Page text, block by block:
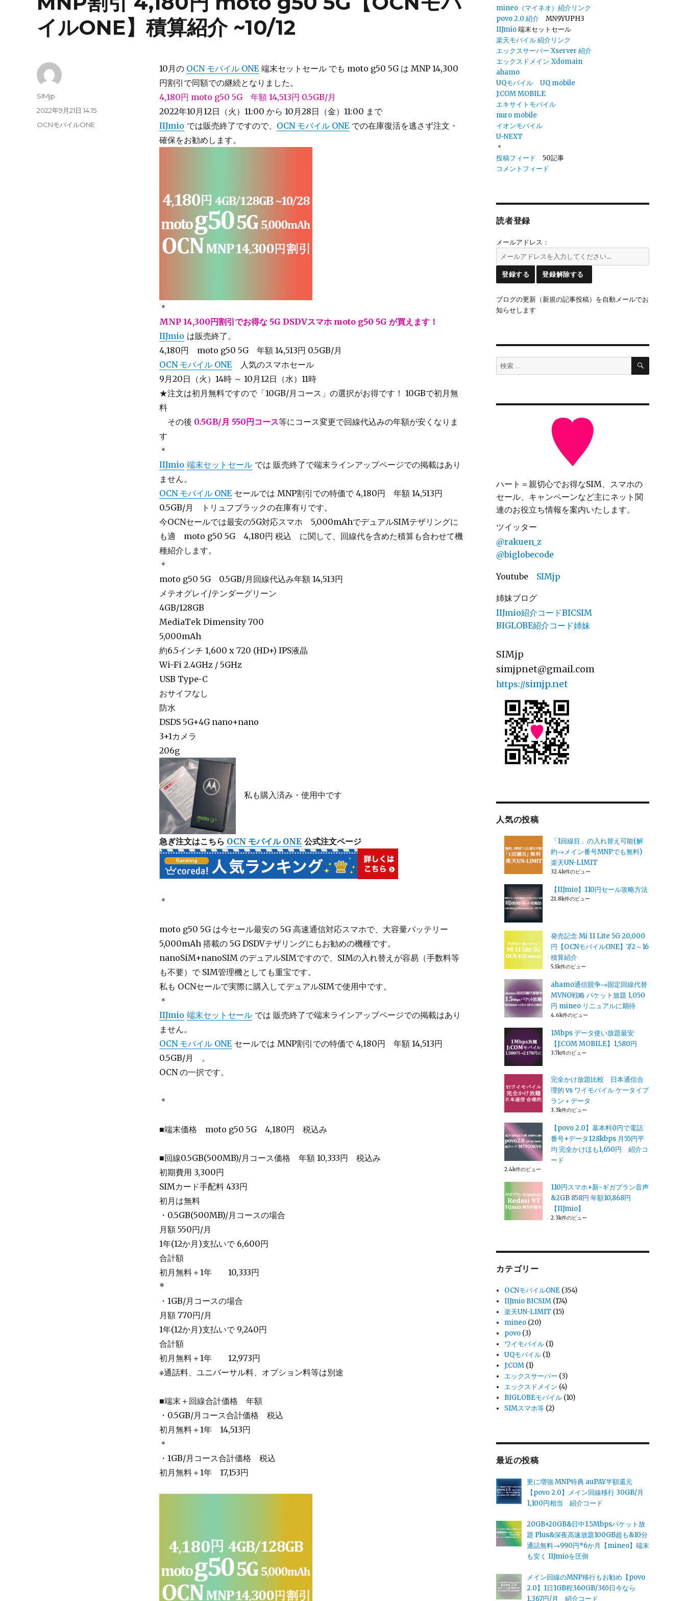
イルONE】積算紹介 ~10/12
10月の OCN モバイル ONE 端末セットセール でも moto g50 5G は MNP 14,300
円割引で同額での継続となりました。
4,180円 moto g50 5G 年額 14,513円 0.5GB/月
2022年10月12日（火）11:00 から 10月28日（金）11:00 まで
IIJmio では販売終了ですので、 OCN モバイル ONE での在庫復活を逃さず注文・
確保をお勧めします。
＊
MNP 14,300円割引でお得な 5G DSDVスマホ moto g50 5G が買えます！
IIJmio は販売終了。
4,180円 moto g50 5G年額 14,513円 0.5GB/月
OCN モバイル ONE 人気のスマホセール
9月20日（火）14時 ～ 10月12日（水）11時
★注文は初月無料ですので「10GB/月コース」の選択がお得です！ 10GBで初月無
料
その後 0.5GB/月 550円コース等にコース変更で回線代込みの年額が安くなりま
す
＊
IIJmio 端末セットセール では 販売終了で端末ラインアップページでの掲載はあり
ません。
OCN モバイル ONE セールでは MNP割引での特価で 4,180円 年額 14,513円
0.5GB/月 トリュフブラックの在庫有りです。
今OCNセールでは最安の5G対応スマホ 5,000mAhでデュアルSIMテザリングに
も適 moto g50 5G 4,180円 税込 に関して、回線代を含めた積算も合わせて機
種紹介します。
＊
moto g50 5G 0.5GB/月回線代込み年額 14,513円
メテオグレイ/テンダーグリーン
4GB/128GB
MediaTek Dimensity 700
5,000mAh
約6.5インチ 1,600 x 720 (HD+) IPS液晶
Wi-Fi 2.4GHz / 5GHz
USB Type-C
おサイフなし
防水
DSDS 5G+4G nano+nano
3+1カメラ
206g
私も購入済み・使用中です
急ぎ注文はこちら OCN モバイル ONE 公式注文ページ
＊
moto g50 5G は今セール最安の 5G 高速通信対応スマホで、大容量バッテリー
5,000mAh 搭載の 5G DSDVテザリングにもお勧めの機種です。
nanoSiM+nanoSIM のデュアルSIMですので、SIMの入れ替えが容易（手数料等
も不要）で SIM管理機としても重宝です。
私も OCNセールで実際に購入してデュアルSIMで使用中です。
＊
IIJmio 端末セットセール では 販売終了で端末ラインアップページでの掲載はあり
ません。
OCN モバイル ONE セールでは MNP割引での特価で 4,180円 年額 14,513円
0.5GB/月 。
OCN の一択です。
＊
■端末価格 moto g50 5G4,180円 税込み
■回線0.5GB(500MB)/月コース価格 年額 10,333円 税込み
初期費用 3,300円
SIMカード手配料 433円
初月は無料
・0.5GB(500MB)/月コースの場合
月額 550円/月
1年(12か月)支払いで 6,600円
合計額
初月無料＋1年 10,333円
*
・1GB/月コースの場合
月額 770円/月
1年(12か月)支払いで 9,240円
合計額
初月無料＋1年 12,973円
※通話料、ユニバーサル料、オプション料等は別途
■端末＋回線合計価格 年額
・0.5GB/月コース合計価格 税込
初月無料＋1年 14,513円
＊
・1GB/月コース合計価格 税込
初月無料＋1年 17,153円
投
稿
SIMjp
投
稿
2022年9月21日 14:15
カ
OCNモバイルONE
mineo（マイネオ）紹介リンク
povo 2.0 紹介 MN9YUPH3
IIJmio端末セットセール
楽天モバイル 紹介リンク
エックスサーバー Xserver 紹介
エックスドメイン Xdomain
ahamo
UQモバイル
UQ mobile
J:COM MOBILE
エキサイトモバイル
nuro mobile
イオンモバイル
U-NEXT
＊
投稿フィード 50記事
コメントフィード
読者登録
メールアドレス：
ブログの更新（新規の記事投稿）を自動メールでお
知らせします
検
索:
検
ハート＝親切心でお得なSIM、スマホの
セール、キャンペーンなど主にネット関
連のお役立ち情報を案内いたします。
ツイッター
@rakuen_z
@biglobecode
Youtube SIMjp
姉妹ブログ
IIJmio紹介コードBICSIM
BIGLOBE紹介コード姉妹
SIMjp
simjpnet@gmail.com
https://simjp.net
人気の投稿
「1回線目」の入れ替え可能(解
約→メイン番号MNPでも無料)
楽天UN-LIMIT
32.4k件のビュー
【IIJmio】110円セール攻略方法
21.8k件のビュー
発売記念 Mi 11 Lite 5G 20,000
円【OCNモバイルONE】7/2～16
積算紹介
5.1k件のビュー
ahamo通信競争→固定回線代替
MVNO戦略 パケット放題 1,050
円 mineo リニュアルに期待
4.6k件のビュー
1Mbps データ使い放題最安
【J:COM MOBILE】1,580円
3.7k件のビュー
完全かけ放題比較 日本通信合
理的 vs ワイモバイル ケータイプ
ラン＋データ
3.3k件のビュー
【povo 2.0】基本料0円で電話
番号+データ128kbps 月55円平
均 完全かけほも1,650円 紹介コ
ード
2.4k件のビュー
110円スマホ+新-ギガプラン音声
&2GB 858円 年額10,868円
【IIJmio】
2.3k件のビュー
カテゴリー
OCNモバイルONE (354)
IIJmio BICSIM (174)
楽天UN-LIMIT (15)
mineo (20)
povo (3)
ワイモバイル (1)
UQモバイル (1)
J:COM (1)
エックスサーバー (3)
エックスドメイン (4)
BIGLOBEモバイル (10)
SIMスマホ等 (2)
最近の投稿
更に増強 MNP特典 auPAY半額還元
【povo 2.0】メイン回線移行 30GB/月
1,100円相当 紹介コード
20GB+20GB&日中1.5Mbpsパケット放
題 Plus&深夜高速放題100GB超も&10分
通話無料→990円*6か月【mineo】端末
も安く IIJmioを圧倒
メイン回線のMNP移行もお勧め【povo
2.0】1日1GB程360GB/365日今なら
1,367円/月 紹介コード